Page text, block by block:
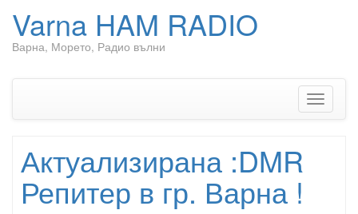
Varna HAM RADIO
Варна, Морето, Радио вълни
Toggle
Актуализирана :DMR
Репитер в гр. Варна !